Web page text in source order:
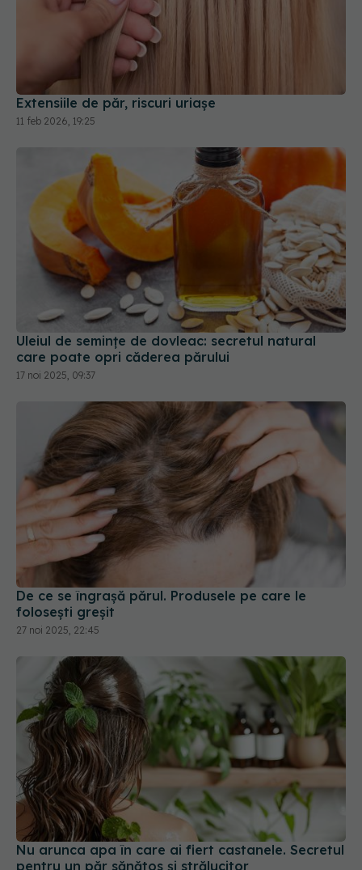
Extensiile de păr, riscuri uriașe
Uleiul de semințe de dovleac: secretul natural
care poate opri căderea părului
17 noi 2025, 09:37
De ce se îngrașă părul. Produsele pe care le
folosești greșit
Nu arunca apa în care ai fiert castanele. Secretul
pentru un păr sănătos și strălucitor
21 dec 2025, 14:09